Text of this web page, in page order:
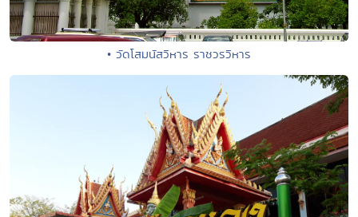
• วัดโสมนัสวิหาร ราชวรวิหาร